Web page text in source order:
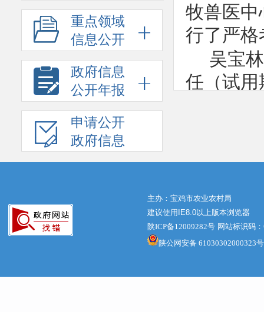
重点领域
信息公开
政府信息
公开年报
申请公开
政府信息
牧兽医中
行了严格
吴宝林
任（试用
特此
宝
主办：宝鸡市农业农村局
建议使用IE8.0以上版本浏览器
陕ICP备12009282号 网站标识码
陕公网安备 61030302000323号